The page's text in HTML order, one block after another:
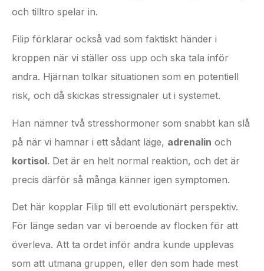
och tilltro spelar in.
Filip förklarar också vad som faktiskt händer i
kroppen när vi ställer oss upp och ska tala inför
andra. Hjärnan tolkar situationen som en potentiell
risk, och då skickas stressignaler ut i systemet.
Han nämner två stresshormoner som snabbt kan slå
på när vi hamnar i ett sådant läge, adrenalin och
kortisol. Det är en helt normal reaktion, och det är
precis därför så många känner igen symptomen.
Det här kopplar Filip till ett evolutionärt perspektiv.
För länge sedan var vi beroende av flocken för att
överleva. Att ta ordet inför andra kunde upplevas
som att utmana gruppen, eller den som hade mest